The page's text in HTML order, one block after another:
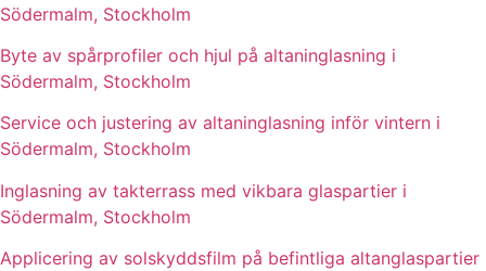
Södermalm, Stockholm
Byte av spårprofiler och hjul på altaninglasning i
Södermalm, Stockholm
Service och justering av altaninglasning inför vintern i
Södermalm, Stockholm
Inglasning av takterrass med vikbara glaspartier i
Södermalm, Stockholm
Applicering av solskyddsfilm på befintliga altanglaspartier